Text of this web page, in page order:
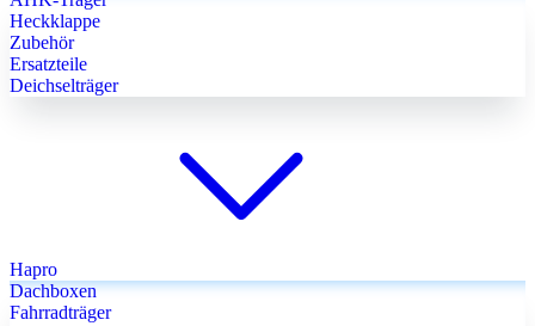
Heckklappe
Zubehör
Ersatzteile
Deichselträger
Hapro
Dachboxen
Fahrradträger